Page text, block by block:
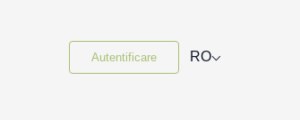
Autentificare RO⌵